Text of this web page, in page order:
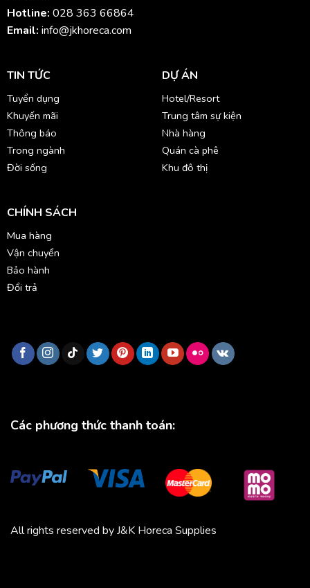
Hotline: 028 363 66864
Email: info@jkhoreca.com
TIN TỨC
Tuyển dụng
Khuyến mãi
Thông báo
Trong ngành
Đời sống
DỰ ÁN
Hotel/Resort
Trung tâm sự kiện
Nhà hàng
Quán cà phê
Khu đô thị
CHÍNH SÁCH
Mua hàng
Vận chuyển
Bảo hành
Đổi trả
Các phương thức thanh toán:
All rights reserved by J&K Horeca Supplies